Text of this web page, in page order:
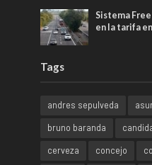
Sistema
en la tarifa
Tags
andres sepulveda
bruno baranda
cerveza
concejo